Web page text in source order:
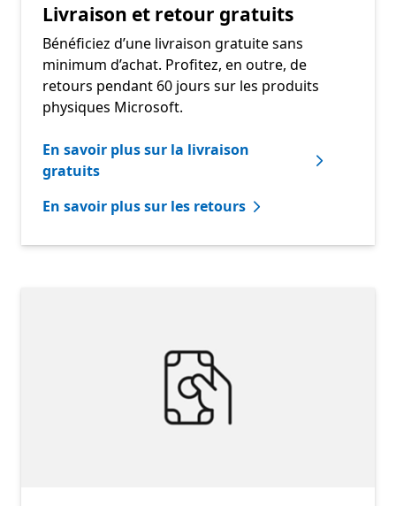
Livraison et retour gratuits
Bénéficiez d’une livraison gratuite sans
minimum d’achat. Profitez, en outre, de
retours pendant 60 jours sur les produits
physiques Microsoft.
En savoir plus sur la livraison
gratuits
En savoir plus sur les retours